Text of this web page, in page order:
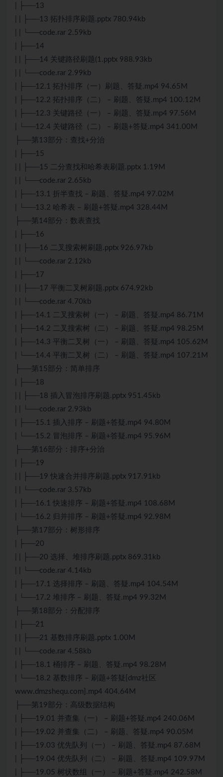
| ├──13
| | ├──13 拓扑排序刷题.pptx 780.94kb
| | └──code.rar 2.59kb
| ├──14
| | ├──14 关键路径刷题(1.pptx 988.93kb
| | └──code.rar 2.99kb
| ├──12.1 拓扑排序（一）刷题、答疑.mp4 94.65M
| ├──12.2 拓扑排序（二） – 刷题、答疑.mp4 100.12M
| ├──12.3 关键路径（一） – 刷题、答疑.mp4 97.56M
| └──12.4 关键路径（二） – 刷题+答疑.mp4 341.00M
├──第13部分：查找+分治
| ├──15
| | ├──15 二分查找和哈希表刷题.pptx 1.19M
| | └──code.rar 2.65kb
| ├──13.1 折半查找 – 刷题、答疑.mp4 97.02M
| └──13.2 哈希表 – 刷题+答疑.mp4 328.44M
├──第14部分：数表查找
| ├──16
| | ├──16 二叉搜索树刷题.pptx 926.97kb
| | └──code.rar 2.12kb
| ├──17
| | ├──17 平衡二叉树刷题.pptx 674.92kb
| | └──code.rar 4.70kb
| ├──14.1 二叉搜索树（一） – 刷题、答疑.mp4 86.71M
| ├──14.2 二叉搜索树（二） – 刷题、答疑.mp4 98.25M
| ├──14.3 平衡二叉树（一） – 刷题、答疑.mp4 105.62M
| └──14.4 平衡二叉树（二） – 刷题、答疑.mp4 107.21M
├──第15部分：简单排序
| ├──18
| | ├──18 插入冒泡排序刷题.pptx 951.45kb
| | └──code.rar 2.93kb
| ├──15.1 插入排序 – 刷题+答疑.mp4 94.80M
| └──15.2 冒泡排序 – 刷题+答疑.mp4 95.96M
├──第16部分：排序+分治
| ├──19
| | ├──19 快速合并排序刷题.pptx 917.91kb
| | └──code.rar 3.57kb
| ├──16.1 快速排序 – 刷题+答疑.mp4 108.68M
| └──16.2 归并排序 – 刷题+答疑.mp4 92.98M
├──第17部分：树形排序
| ├──20
| | ├──20 选择、堆排序刷题.pptx 869.31kb
| | └──code.rar 4.14kb
| ├──17.1 选择排序 – 刷题、答疑.mp4 104.54M
| └──17.2 堆排序 – 刷题、答疑.mp4 99.32M
├──第18部分：分配排序
| ├──21
| | ├──21 基数排序刷题.pptx 1.00M
| | └──code.rar 4.58kb
| ├──18.1 桶排序 – 刷题、答疑.mp4 98.28M
| └──18.2 基数排序 – 刷题+答疑[dmz社区
www.dmzshequ.com].mp4 404.64M
├──第19部分：高级数据结构
| ├──19.01 并查集（一） – 刷题+答疑.mp4 240.06M
| ├──19.02 并查集（二） – 刷题、答疑.mp4 90.05M
| ├──19.03 优先队列（一） – 刷题、答疑.mp4 87.68M
| ├──19.04 优先队列（二） – 刷题、答疑.mp4 109.97M
| ├──19.05 树状数组（一） – 刷题+答疑.mp4 242.58M